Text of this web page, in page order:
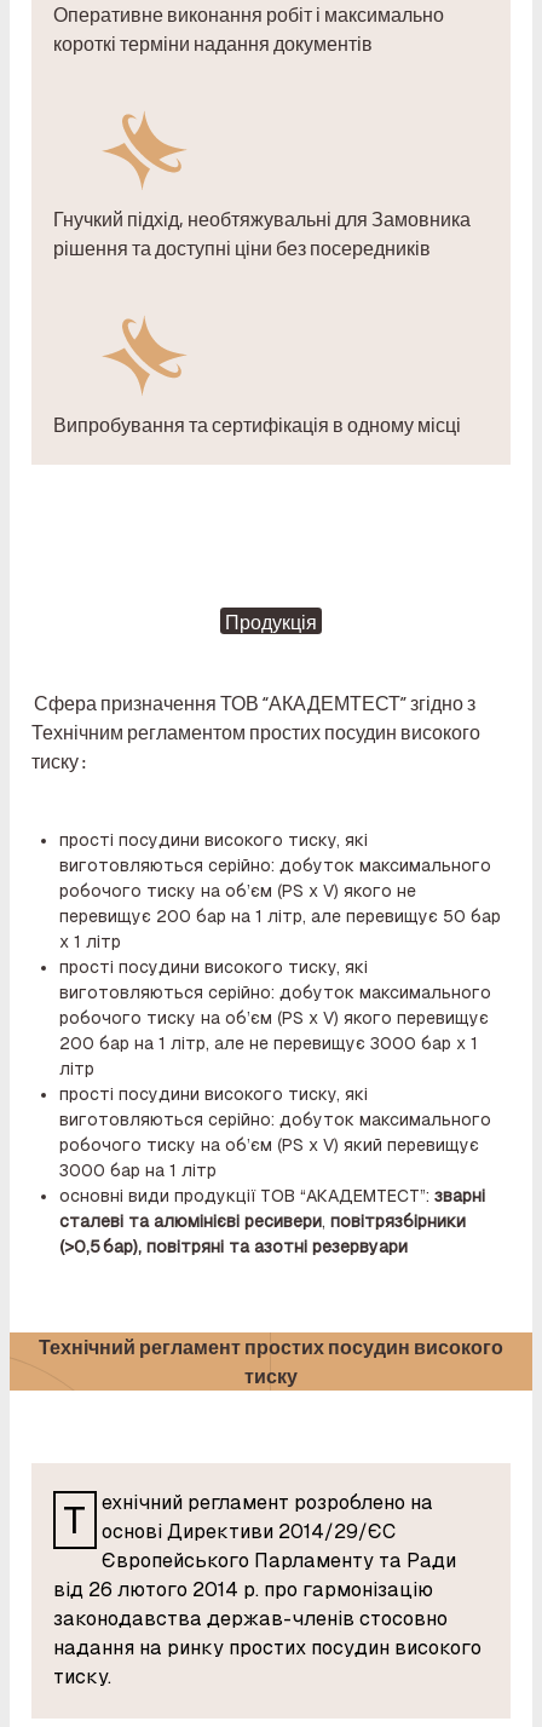
Оперативне виконання робіт і максимально
короткі терміни надання документів
Гнучкий підхід, необтяжувальні для Замовника
рішення та доступні ціни без посередників
Випробування та сертифікація в одному місці
Продукція
Сфера призначення ТОВ “АКАДЕМТЕСТ” згідно з
Технічним регламентом простих посудин високого
тиску:
прості посудини високого тиску, які
виготовляються серійно: добуток максимального
робочого тиску на об’єм (PS x V) якого не
перевищує 200 бар на 1 літр, але перевищує 50 бар
х 1 літр
прості посудини високого тиску, які
виготовляються серійно: добуток максимального
робочого тиску на об’єм (PS x V) якого перевищує
200 бар на 1 літр, але не перевищує 3000 бар х 1
літр
прості посудини високого тиску, які
виготовляються серійно: добуток максимального
робочого тиску на об’єм (PS x V) який перевищує
3000 бар на 1 літр
основні види продукції ТОВ “АКАДЕМТЕСТ”: зварні
сталеві та алюмінієві ресивери, повітрязбірники
(>0,5 бар), повітряні та азотні резервуари
Технічний регламент простих посудин високого
тиску
Т
ехнічний регламент розроблено на
основі Директиви 2014/29/ЄС
Європейського Парламенту та Ради
від 26 лютого 2014 р. про гармонізацію
законодавства держав-членів стосовно
надання на ринку простих посудин високого
тиску.